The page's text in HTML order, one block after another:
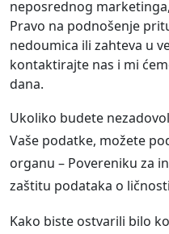
neposrednog
Pravo na podnošenje
nedoumica ili zahteva u
kontaktirajte nas i mi
dana.
Ukoliko budete
Vaše podatke, možete
organu – Povereniku za
zaštitu podataka o
Kako biste ostvarili bilo